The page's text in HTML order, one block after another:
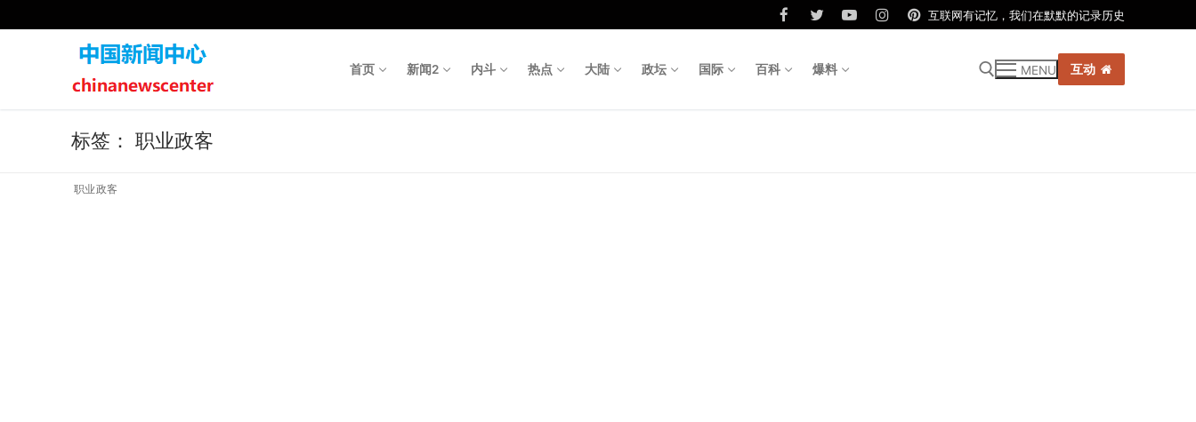
to
互联网有记忆，我们在默默的记录历史
首页 新闻2 内斗 热点 大陆 政坛 国际 百科 爆料 MENU 互动
标签： 职业政客
职业政客